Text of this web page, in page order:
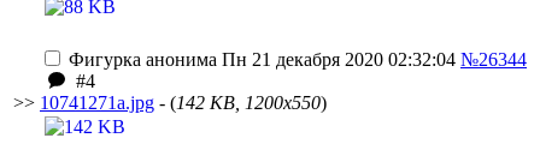
>>
Фигурка анонима Пн 21 декабря 2020 02:32:04 №26344
#4
10741271a.jpg - (142 KB, 1200x550)